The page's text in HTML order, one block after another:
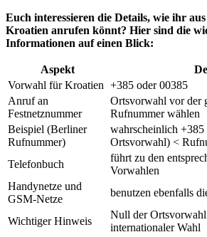
Euch interessieren die Details, wie ihr
Kroatien anrufen könnt? Hier sind die
Informationen auf einen Blick:
Aspekt
Vorwahl für Kroatien +385 oder 00385
Anruf an
Festnetznummer
Ortsvorwahl vor der
Rufnummer wählen
Beispiel (Berliner
Rufnummer)
wahrscheinlich +385
Ortsvorwahl) <
Telefonbuch
führt zu den
Vorwahlen
Handynetze und
GSM-Netze
benutzen ebenfalls
Wichtiger Hinweis
Null der Ortsvorwahl
internationaler Wahl